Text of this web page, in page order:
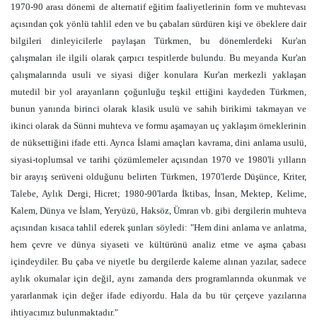
1970-90 arası dönemi de alternatif eğitim faaliyetlerinin form ve muhtevası
açısından çok yönlü tahlil eden ve bu çabaları sürdüren kişi ve öbeklere dair
bilgileri dinleyicilerle paylaşan Türkmen, bu dönemlerdeki Kur'an
çalışmaları ile ilgili olarak çarpıcı tespitlerde bulundu. Bu meyanda Kur'an
çalışmalarında usuli ve siyasi diğer konulara Kur'an merkezli yaklaşan
mutedil bir yol arayanların çoğunluğu teşkil ettiğini kaydeden Türkmen,
bunun yanında birinci olarak klasik usulü ve sahih birikimi takmayan ve
ikinci olarak da Sünni muhteva ve formu aşamayan uç yaklaşım örneklerinin
de nüksettiğini ifade etti. Ayrıca İslami amaçları kavrama, dini anlama usulü,
siyasi-toplumsal ve tarihi çözümlemeler açısından 1970 ve 1980'li yılların
bir arayış serüveni olduğunu belirten Türkmen, 1970'lerde Düşünce, Kriter,
Talebe, Aylık Dergi, Hicret; 1980-90'larda İktibas, İnsan, Mektep, Kelime,
Kalem, Dünya ve İslam, Yeryüzü, Haksöz, Ümran vb. gibi dergilerin muhteva
açısından kısaca tahlil ederek şunları söyledi: "Hem dini anlama ve anlatma,
hem çevre ve dünya siyaseti ve kültürünü analiz etme ve aşma çabası
içindeydiler. Bu çaba ve niyetle bu dergilerde kaleme alınan yazılar, sadece
aylık okumalar için değil, aynı zamanda ders programlarında okunmak ve
yararlanmak için değer ifade ediyordu. Hala da bu tür çerçeve yazılarına
ihtiyacımız bulunmaktadır."